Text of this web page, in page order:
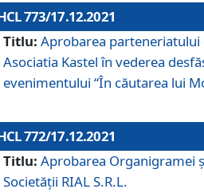
773/17.12.2021
Titlu: Aprobarea
Asociatia Kastel în vederea
evenimentului “În căutarea lui
772/17.12.2021
Titlu: Aprobarea Organigramei
Societăţii RIAL S.R.L.